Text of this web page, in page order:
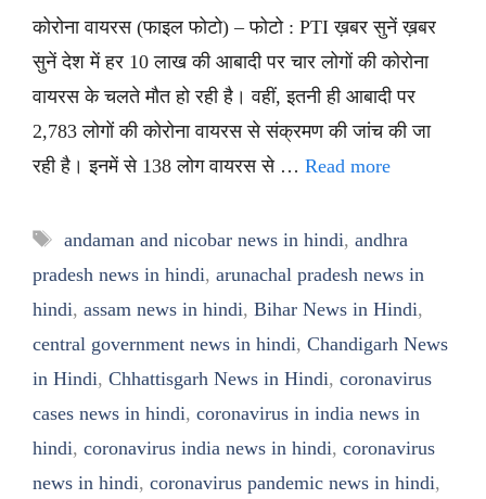
कोरोना वायरस (फाइल फोटो) – फोटो : PTI ख़बर सुनें ख़बर
सुनें देश में हर 10 लाख की आबादी पर चार लोगों की कोरोना
वायरस के चलते मौत हो रही है। वहीं, इतनी ही आबादी पर
2,783 लोगों की कोरोना वायरस से संक्रमण की जांच की जा
रही है। इनमें से 138 लोग वायरस से … Read more
Tags
andaman and nicobar news in hindi, andhra
pradesh news in hindi, arunachal pradesh news in
hindi, assam news in hindi, Bihar News in Hindi,
central government news in hindi, Chandigarh News
in Hindi, Chhattisgarh News in Hindi, coronavirus
cases news in hindi, coronavirus in india news in
hindi, coronavirus india news in hindi, coronavirus
news in hindi, coronavirus pandemic news in hindi,